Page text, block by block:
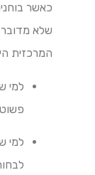
כאשר
שלא
המרכזית
למי
למי